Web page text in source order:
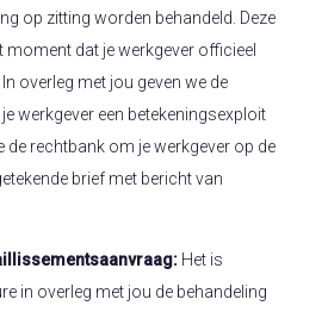
op zitting worden behandeld. Deze
dat je werkgever officieel
overleg met jou geven we de
werkgever een betekeningsexploit
de rechtbank om je werkgever op de
brief met bericht van
Het is
in overleg met jou de behandeling